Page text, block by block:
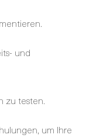
und
zu testen.
um Ihre